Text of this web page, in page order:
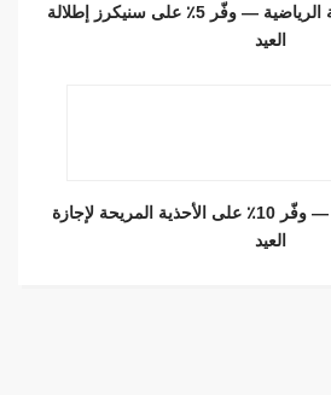
كوبون فوت لوكر للأحذية الرياضية — وفّر 5٪ على سنيكرز إطلالة
العيد
كوبون كروكس للأحذية — وفّر 10٪ على الأحذية المريحة لإجازة
العيد